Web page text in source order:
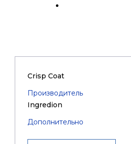
Crisp Coat
Производитель
Ingredion
Дополнительно